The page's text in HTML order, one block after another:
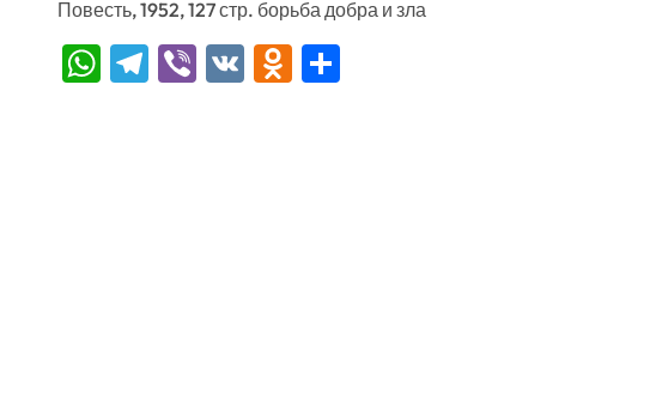
Повесть, 1952, 127 стр. борьба добра и зла
WhatsApp
Telegram
Viber
VK Odnoklassniki